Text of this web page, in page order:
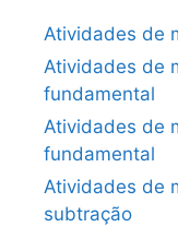
Atividades de
Atividades de
fundamental
Atividades de
fundamental
Atividades de
subtração